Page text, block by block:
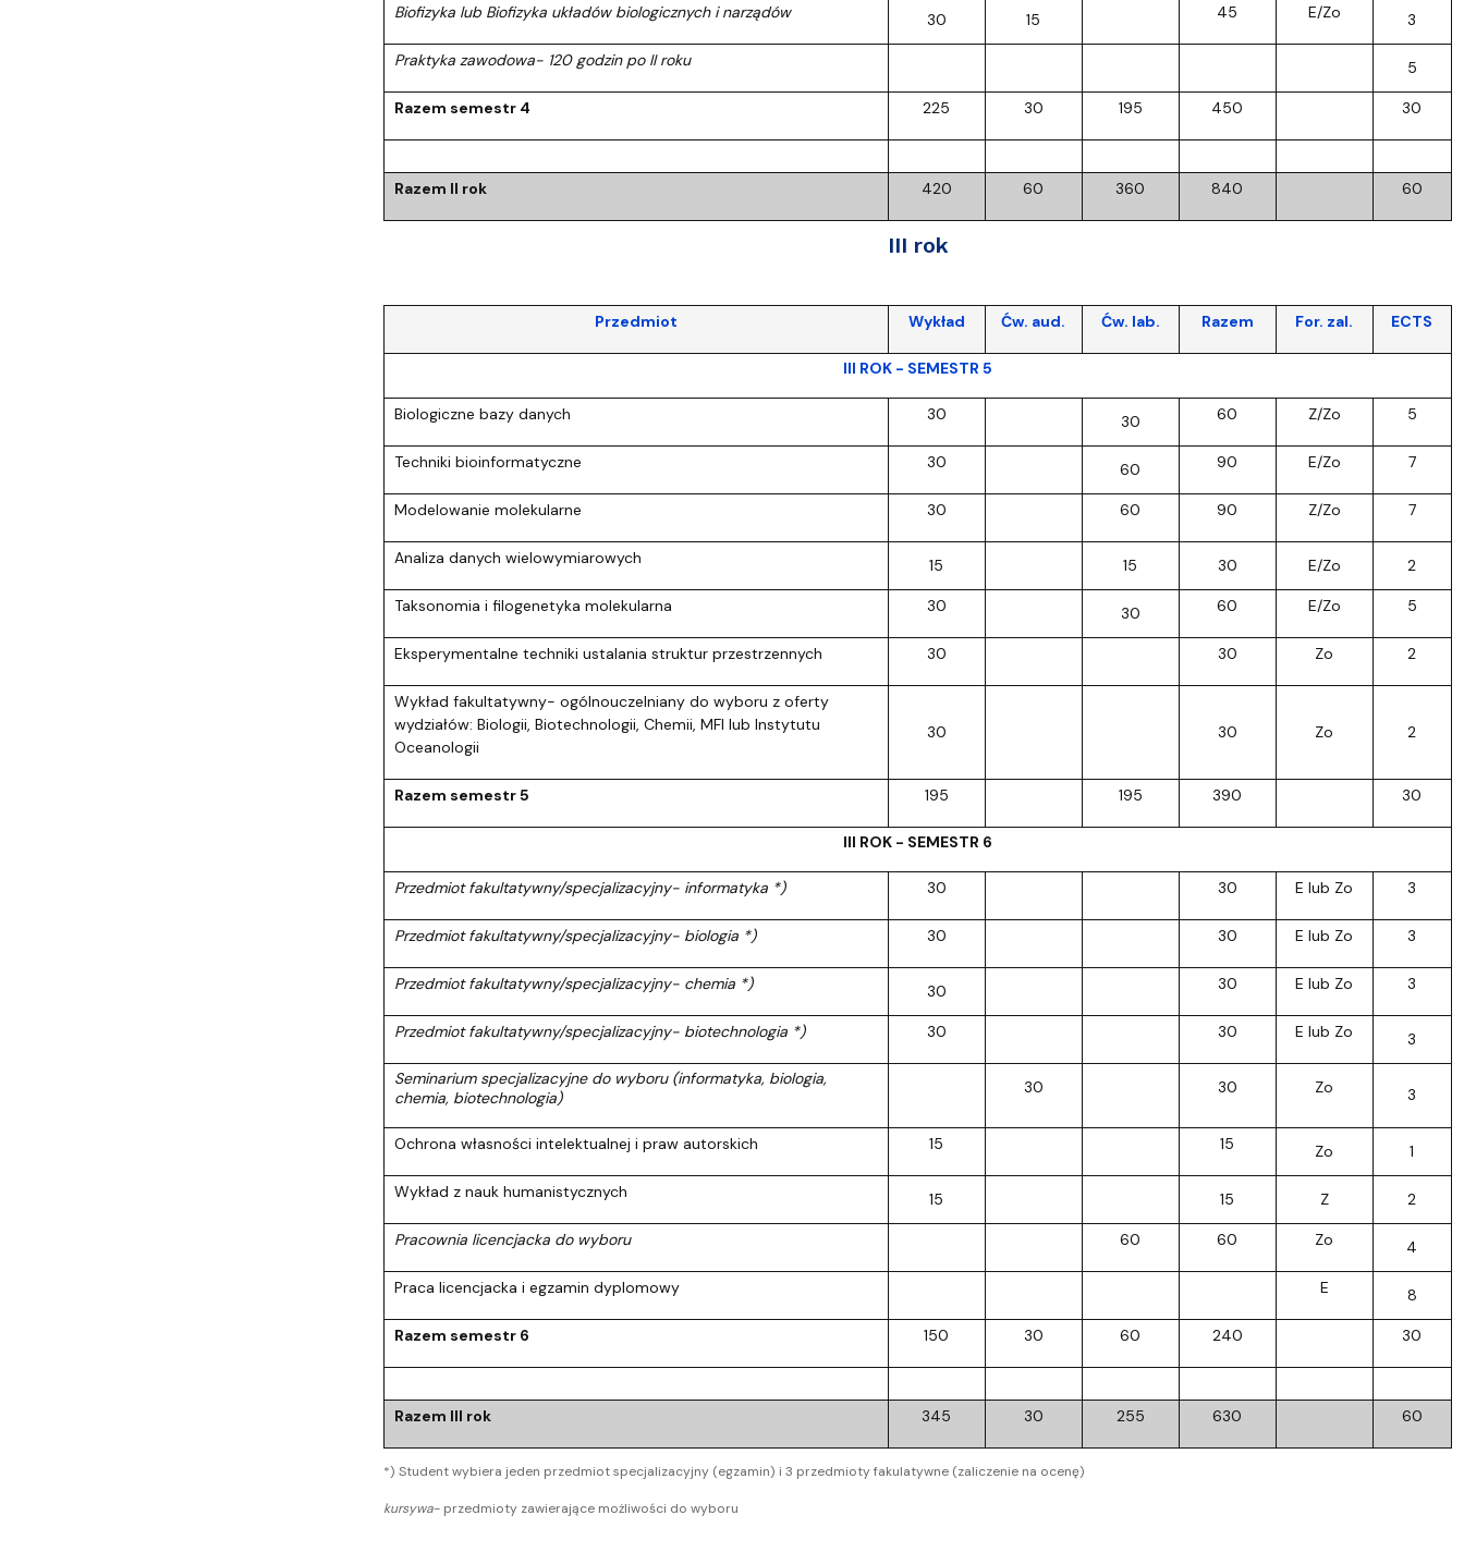
Biofizyka lub Biofizyka układów biologicznych i narządów 30 15 45 E/Zo 3
Praktyka zawodowa- 120 godzin po II roku 5
Razem semestr 4 225 30 195 450 30
Razem II rok 420 60 360 840 60
III rok
Przedmiot Wykład Ćw. aud. Ćw. lab. Razem For. zal. ECTS
III ROK - SEMESTR 5
Biologiczne bazy danych 30 30 60 Z/Zo 5
Techniki bioinformatyczne 30 60 90 E/Zo 7
Modelowanie molekularne 30 60 90 Z/Zo 7
Analiza danych wielowymiarowych 15 15 30 E/Zo 2
Taksonomia i filogenetyka molekularna 30 30 60 E/Zo 5
Eksperymentalne techniki ustalania struktur przestrzennych 30 30 Zo 2
Wykład fakultatywny- ogólnouczelniany do wyboru z oferty
wydziałów: Biologii, Biotechnologii, Chemii, MFI lub Instytutu
Oceanologii
30 30 Zo 2
Razem semestr 5 195 195 390 30
III ROK - SEMESTR 6
Przedmiot fakultatywny/specjalizacyjny- informatyka *) 30 30 E lub Zo 3
Przedmiot fakultatywny/specjalizacyjny- biologia *) 30 30 E lub Zo 3
Przedmiot fakultatywny/specjalizacyjny- chemia *) 30 30 E lub Zo 3
Przedmiot fakultatywny/specjalizacyjny- biotechnologia *) 30 30 E lub Zo
3
Seminarium specjalizacyjne do wyboru (informatyka, biologia,
chemia, biotechnologia)
30 30 Zo 3
Ochrona własności intelektualnej i praw autorskich 15 15 Zo 1
Wykład z nauk humanistycznych 15 15 Z 2
Pracownia licencjacka do wyboru 60 60 Zo 4
Praca licencjacka i egzamin dyplomowy E 8
Razem semestr 6 150 30 60 240 30
Razem III rok 345 30 255 630 60
*) Student wybiera jeden przedmiot specjalizacyjny (egzamin) i 3 przedmioty fakulatywne (zaliczenie na ocenę)
kursywa- przedmioty zawierające możliwości do wyboru